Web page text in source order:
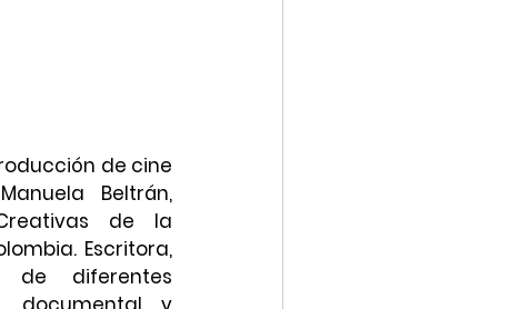
de cine
Beltrán,
de la
Escritora,
de diferentes